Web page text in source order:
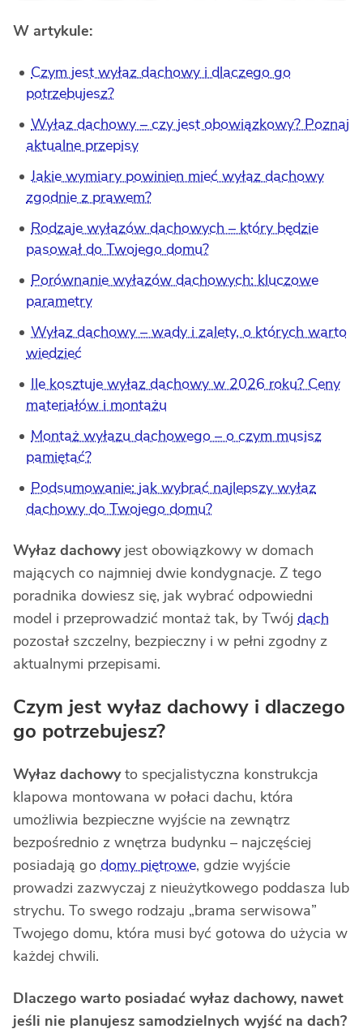
W artykule:
Czym jest wyłaz dachowy i dlaczego go
potrzebujesz?
Wyłaz dachowy – czy jest obowiązkowy? Poznaj
aktualne przepisy
Jakie wymiary powinien mieć wyłaz dachowy
zgodnie z prawem?
Rodzaje wyłazów dachowych – który będzie
pasował do Twojego domu?
Porównanie wyłazów dachowych: kluczowe
parametry
Wyłaz dachowy – wady i zalety, o których warto
wiedzieć
Ile kosztuje wyłaz dachowy w 2026 roku? Ceny
materiałów i montażu
Montaż wyłazu dachowego – o czym musisz
pamiętać?
Podsumowanie: jak wybrać najlepszy wyłaz
dachowy do Twojego domu?
Wyłaz dachowyjest obowiązkowy w domach
mających co najmniej dwie kondygnacje. Z tego
poradnika dowiesz się, jak wybrać odpowiedni
model i przeprowadzić montaż tak, by Twój dach
pozostał szczelny, bezpieczny i w pełni zgodny z
aktualnymi przepisami.
Czym jest wyłaz dachowy i dlaczego
go potrzebujesz?
Wyłaz dachowyto specjalistyczna konstrukcja
klapowa montowana w połaci dachu, która
umożliwia bezpieczne wyjście na zewnątrz
bezpośrednio z wnętrza budynku – najczęściej
posiadają go domy piętrowe, gdzie wyjście
prowadzi zazwyczaj z nieużytkowego poddasza lub
strychu. To swego rodzaju „brama serwisowa”
Twojego domu, która musi być gotowa do użycia w
każdej chwili.
Dlaczego warto posiadać wyłaz dachowy, nawet
jeśli nie planujesz samodzielnych wyjść na dach?